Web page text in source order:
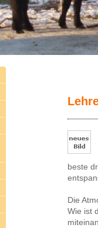
beste
Die
Wie ist